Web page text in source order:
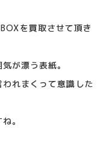
を買取させて頂き
が漂う表紙。
れまくって意識した
。